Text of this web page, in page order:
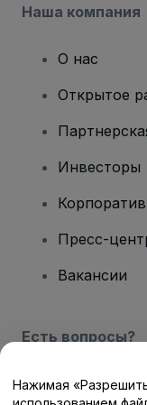
Наша компания
О нас
Открытое
Инвесторы
Пресс-
Вакансии
Есть вопросы?
Центр
Нажимая